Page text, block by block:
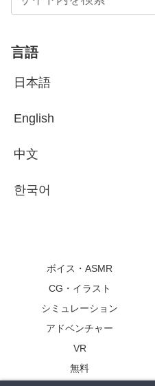
言語
日本語
English
中文
한국어
ボイス・ASMR
CG・イラスト
シミュレーション
アドベンチャー
VR
無料